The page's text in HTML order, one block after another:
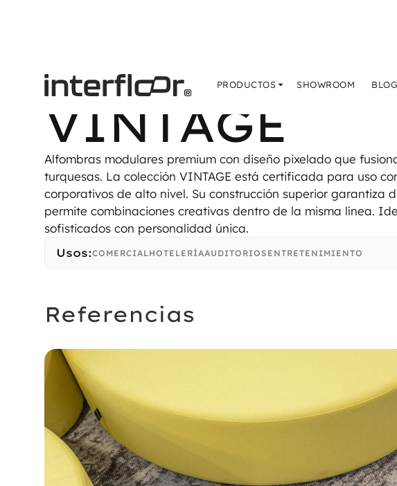
PRODUCTOS
SHOWROOM
BLOG
VINTAGE
Alfombras modulares premium con diseño pixelado que
turquesas. La colección VINTAGE está certificada para uso
corporativos de alto nivel. Su construcción superior garantiza
permite combinaciones creativas dentro de la misma línea.
sofisticados con personalidad única.
Usos:COMERCIALHOTELERÍAAUDITORIOS ENTRETENIMIENTO
Referencias